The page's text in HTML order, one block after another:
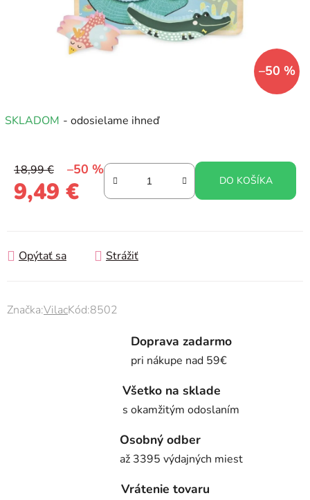
SKLADOM - odosielame ihneď
18,99 € –50 %
9,49 € DO KOŠÍKA
Opýtať sa Strážiť
Značka:VilacKód:8502
–50 %
Doprava zadarmo
pri nákupe nad 59€
Všetko na sklade
s okamžitým odoslaním
Osobný odber
až 3395 výdajných miest
Vrátenie tovaru